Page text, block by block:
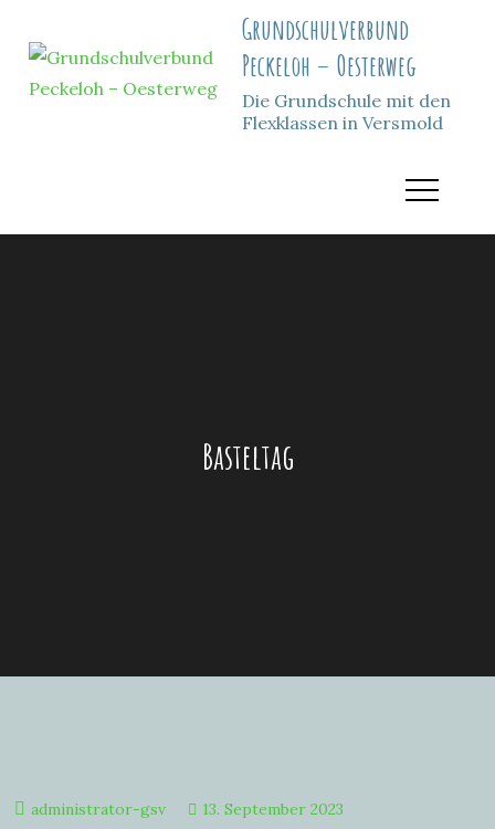
content
Grundschulverbund
Peckeloh – Oesterweg
Die Grundschule mit den
Flexklassen in Versmold
Basteltag
13. September 2023